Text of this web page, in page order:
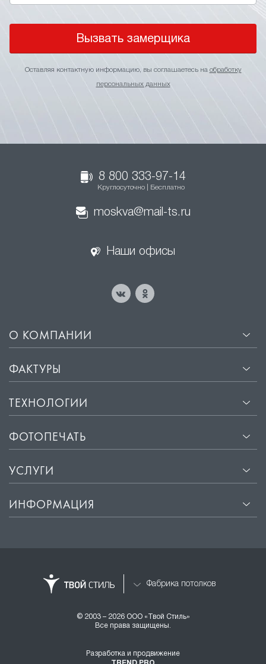
Вызвать замерщика
Оставляя контактную информацию, вы соглашаетесь на обработку
персональных данных
8 800 333-97-14
Круглосуточно | Бесплатно
moskva@mail-ts.ru
Наши офисы
О КОМПАНИИ
ФАКТУРЫ
ТЕХНОЛОГИИ
ФОТОПЕЧАТЬ
УСЛУГИ
ИНФОРМАЦИЯ
Фабрика потолков
© 2003 – 2026 ООО «Твой Стиль»
Все права защищены.
Разработка и продвижение